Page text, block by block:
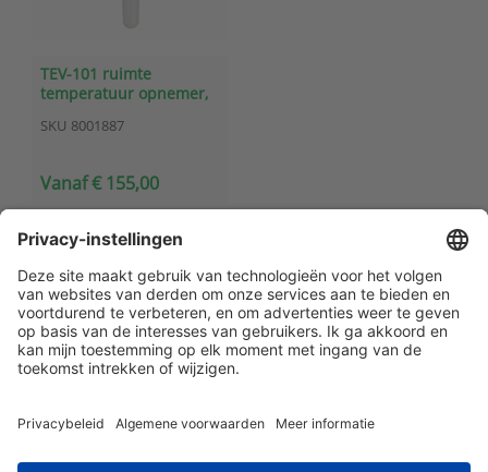
TEV-101 ruimte
temperatuur opnemer,
SKU 8001887
Vanaf € 155,00
Klantenservice
Contact met ATAL